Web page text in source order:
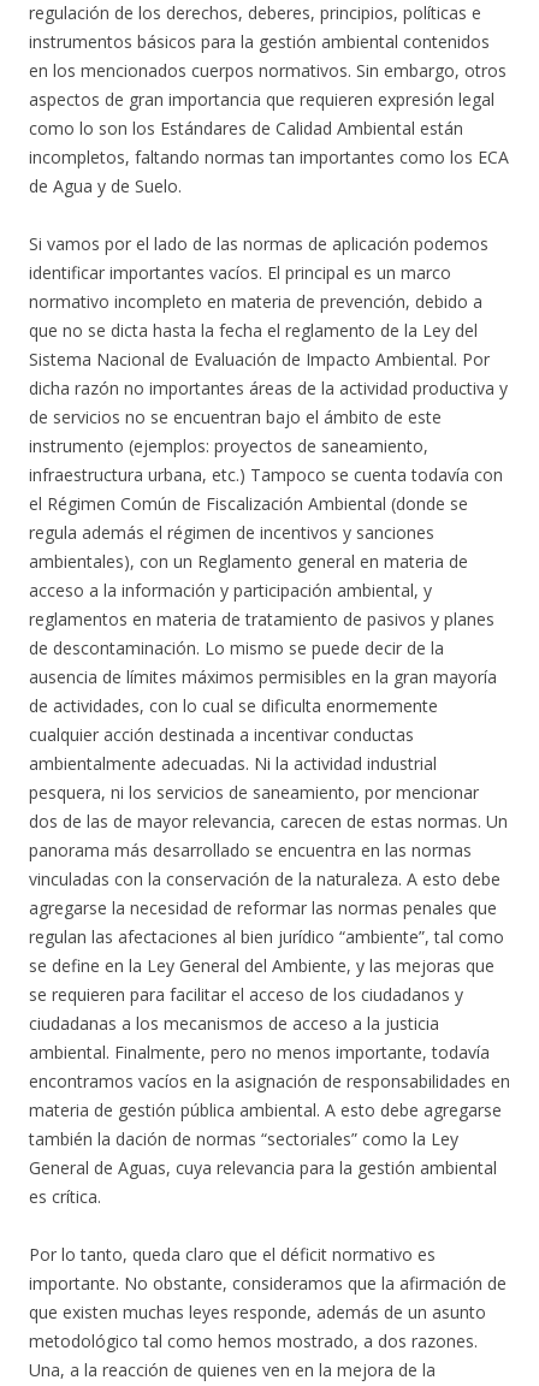
regulación de los derechos, deberes, principios, políticas e
instrumentos básicos para la gestión ambiental contenidos
en los mencionados cuerpos normativos. Sin embargo, otros
aspectos de gran importancia que requieren expresión legal
como lo son los Estándares de Calidad Ambiental están
incompletos, faltando normas tan importantes como los ECA
de Agua y de Suelo.
Si vamos por el lado de las normas de aplicación podemos
identificar importantes vacíos. El principal es un marco
normativo incompleto en materia de prevención, debido a
que no se dicta hasta la fecha el reglamento de la Ley del
Sistema Nacional de Evaluación de Impacto Ambiental. Por
dicha razón no importantes áreas de la actividad productiva y
de servicios no se encuentran bajo el ámbito de este
instrumento (ejemplos: proyectos de saneamiento,
infraestructura urbana, etc.) Tampoco se cuenta todavía con
el Régimen Común de Fiscalización Ambiental (donde se
regula además el régimen de incentivos y sanciones
ambientales), con un Reglamento general en materia de
acceso a la información y participación ambiental, y
reglamentos en materia de tratamiento de pasivos y planes
de descontaminación. Lo mismo se puede decir de la
ausencia de límites máximos permisibles en la gran mayoría
de actividades, con lo cual se dificulta enormemente
cualquier acción destinada a incentivar conductas
ambientalmente adecuadas. Ni la actividad industrial
pesquera, ni los servicios de saneamiento, por mencionar
dos de las de mayor relevancia, carecen de estas normas. Un
panorama más desarrollado se encuentra en las normas
vinculadas con la conservación de la naturaleza. A esto debe
agregarse la necesidad de reformar las normas penales que
regulan las afectaciones al bien jurídico “ambiente”, tal como
se define en la Ley General del Ambiente, y las mejoras que
se requieren para facilitar el acceso de los ciudadanos y
ciudadanas a los mecanismos de acceso a la justicia
ambiental. Finalmente, pero no menos importante, todavía
encontramos vacíos en la asignación de responsabilidades en
materia de gestión pública ambiental. A esto debe agregarse
también la dación de normas “sectoriales” como la Ley
General de Aguas, cuya relevancia para la gestión ambiental
es crítica.
Por lo tanto, queda claro que el déficit normativo es
importante. No obstante, consideramos que la afirmación de
que existen muchas leyes responde, además de un asunto
metodológico tal como hemos mostrado, a dos razones.
Una, a la reacción de quienes ven en la mejora de la